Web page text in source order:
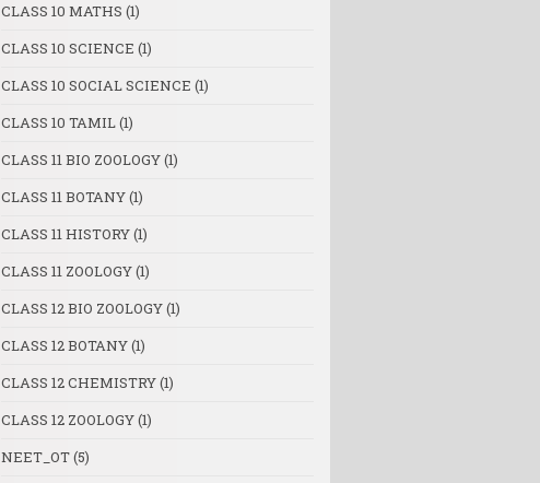
CLASS 10 MATHS (1)
CLASS 10 SCIENCE (1)
CLASS 10 SOCIAL SCIENCE (1)
CLASS 10 TAMIL(1)
CLASS 11 BIO ZOOLOGY(1)
CLASS 11 BOTANY(1)
CLASS 11 HISTORY(1)
CLASS 11 ZOOLOGY(1)
CLASS 12 BIO ZOOLOGY(1)
CLASS 12 BOTANY(1)
CLASS 12 CHEMISTRY(1)
CLASS 12 ZOOLOGY(1)
NEET_OT(5)